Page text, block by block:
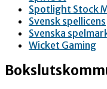
Spotlight Stock
Svensk spellicens
Svenska
Wicket Gaming